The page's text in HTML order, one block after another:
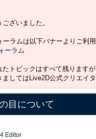
ざいました。
ラムは以下バナーよりご利用
トピックはすべて残ります
してはLive2D公式クリエイ
目について
Editor